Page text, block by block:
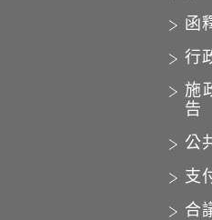
函
行
施
告
公
支
合